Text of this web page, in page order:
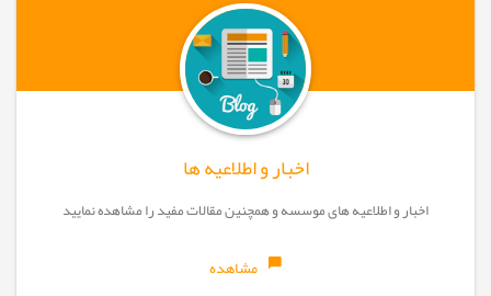
اخبار و اطلاعیه ها
اخبار و اطلاعیه های موسسه و همچنین مقالات مفید را مشاهده نمایید
مشاهده